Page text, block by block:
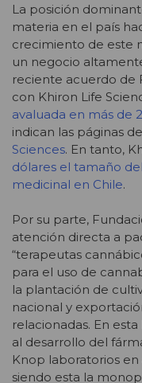
La posición
materia en el país
crecimiento de este
un negocio
reciente acuerdo de
con Khiron Life
avaluada en más de
indican las páginas
Sciences. En tanto,
dólares el tamaño
medicinal en Chile.
Por su parte,
atención directa a
“terapeutas
para el uso de
la plantación de
nacional y
relacionadas. En
al desarrollo del
Knop laboratorios
siendo esta la